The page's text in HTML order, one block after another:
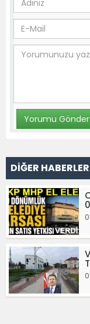
DİĞER HABERLER